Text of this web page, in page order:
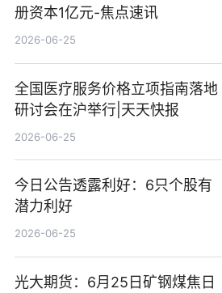
册资本1亿元-焦点速讯
2026-06-25
全国医疗服务价格立项指南落地
研讨会在沪举行|天天快报
2026-06-25
今日公告透露利好：6只个股有
潜力利好
2026-06-25
光大期货：6月25日矿钢煤焦日